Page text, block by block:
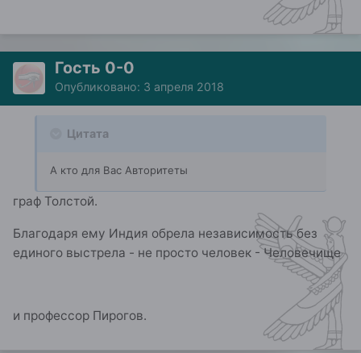
Гость 0-0
Опубликовано: 3 апреля 2018
Цитата
А кто для Вас Авторитеты
граф Толстой.
Благодаря ему Индия обрела независимость без
единого выстрела - не просто человек - Человечище
и профессор Пирогов.